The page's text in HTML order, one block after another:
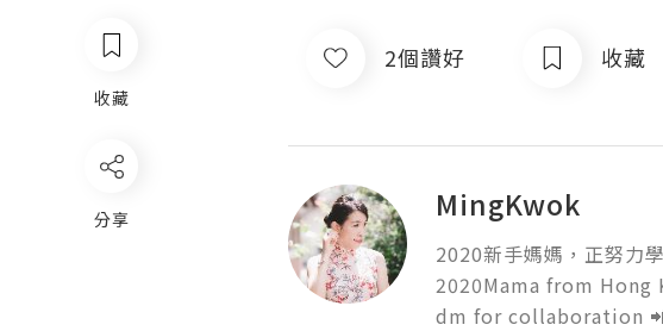
收藏
分享
2個讚好 收藏
MingKwok
2020新手媽媽，正努力
2020Mama from
dm for collaboration